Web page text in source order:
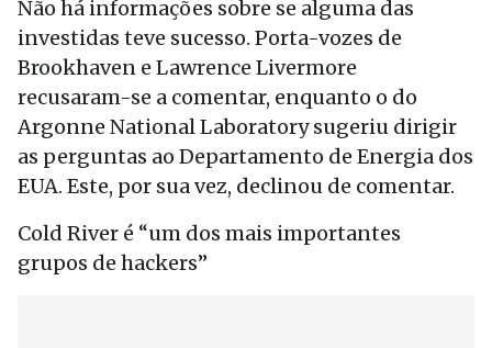
Não há informações sobre se alguma das
investidas teve sucesso. Porta-vozes de
Brookhaven e Lawrence Livermore
recusaram-se a comentar, enquanto o do
Argonne National Laboratory sugeriu dirigir
as perguntas ao Departamento de Energia dos
EUA. Este, por sua vez, declinou de comentar.
Cold River é “um dos mais importantes
grupos de hackers”